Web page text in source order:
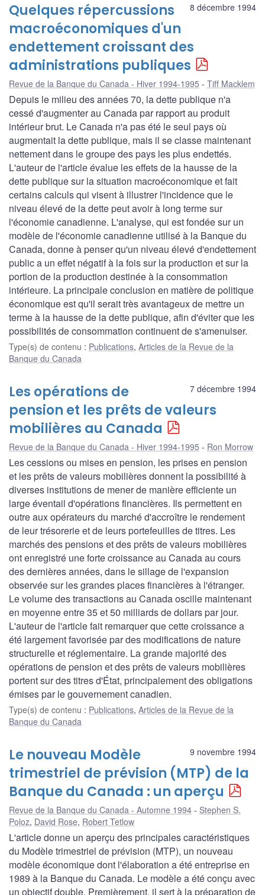
8 décembre 1994
Quelques répercussions
macroéconomiques d'un
endettement croissant des
administrations publiques
Revue de la Banque du Canada - Hiver 1994-1995 Tiff Macklem
Depuis le milieu des années 70, la dette publique n'a
cessé d'augmenter au Canada par rapport au produit
intérieur brut. Le Canada n'a pas été le seul pays où
augmentait la dette publique, mais il se classe maintenant
nettement dans le groupe des pays les plus endettés.
L'auteur de l'article évalue les effets de la hausse de la
dette publique sur la situation macroéconomique et fait
certains calculs qui visent à illustrer l'incidence que le
niveau élevé de la dette peut avoir à long terme sur
l'économie canadienne. L'analyse, qui est fondée sur un
modèle de l'économie canadienne utilisé à la Banque du
Canada, donne à penser qu'un niveau élevé d'endettement
public a un effet négatif à la fois sur la production et sur la
portion de la production destinée à la consommation
intérieure. La principale conclusion en matière de politique
économique est qu'il serait très avantageux de mettre un
terme à la hausse de la dette publique, afin d'éviter que les
possibilités de consommation continuent de s'amenuiser.
Type(s) de contenu : Publications, Articles de la Revue de la
Banque du Canada
7 décembre 1994
Les opérations de
pension et les prêts de valeurs
mobilières au Canada
Revue de la Banque du Canada - Hiver 1994-1995 Ron Morrow
Les cessions ou mises en pension, les prises en pension
et les prêts de valeurs mobilières donnent la possibilité à
diverses institutions de mener de manière efficiente un
large éventail d'opérations financières. Ils permettent en
outre aux opérateurs du marché d'accroître le rendement
de leur trésorerie et de leurs portefeuilles de titres. Les
marchés des pensions et des prêts de valeurs mobilières
ont enregistré une forte croissance au Canada au cours
des dernières années, dans le sillage de l'expansion
observée sur les grandes places financières à l'étranger.
Le volume des transactions au Canada oscille maintenant
en moyenne entre 35 et 50 milliards de dollars par jour.
L'auteur de l'article fait remarquer que cette croissance a
été largement favorisée par des modifications de nature
structurelle et réglementaire. La grande majorité des
opérations de pension et des prêts de valeurs mobilières
portent sur des titres d'État, principalement des obligations
émises par le gouvernement canadien.
Type(s) de contenu : Publications, Articles de la Revue de la
Banque du Canada
9 novembre 1994
Le nouveau Modèle
trimestriel de prévision (MTP) de la
Banque du Canada : un aperçu
Revue de la Banque du Canada - Automne 1994
Stephen S.
Poloz, David Rose, Robert Tetlow
L'article donne un aperçu des principales caractéristiques
du Modèle trimestriel de prévision (MTP), un nouveau
modèle économique dont l'élaboration a été entreprise en
1989 à la Banque du Canada. Le modèle a été conçu avec
un objectif double. Premièrement, il sert à la préparation de